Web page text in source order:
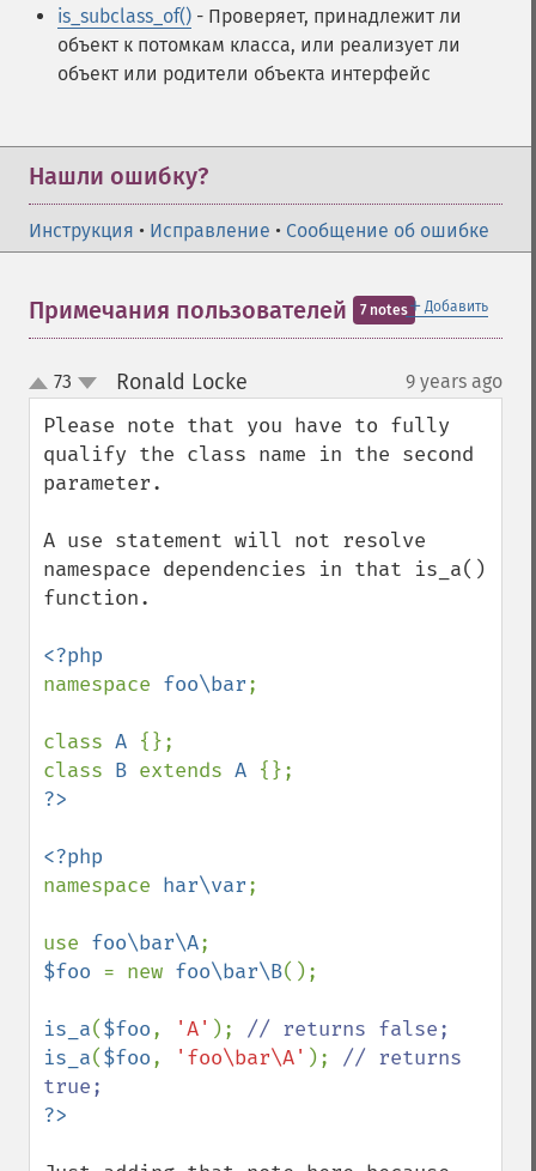
is_subclass_of() - Проверяет, принадлежит ли
объект к потомкам класса, или реализует ли
объект или родители объекта интерфейс
Нашли ошибку?
Инструкция • Исправление • Сообщение об ошибке
＋ Добавить
Примечания пользователей 7 notes
up
down
73 Ronald Locke 9 years ago
Please note that you have to fully
qualify the class name in the second
parameter.
A use statement will not resolve
namespace dependencies in that is_a()
function.
namespace foo\bar;
class A {};
class B extends A
namespace har\var;
use foo\bar\A
$foo = new foo\bar\B();
is_a($foo, 'A' );
is_a($foo, 'foo\bar\A' ); // returns